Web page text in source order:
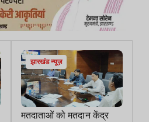
झारखंड न्यूज़
मतदाताओं को मतदान केंद्र